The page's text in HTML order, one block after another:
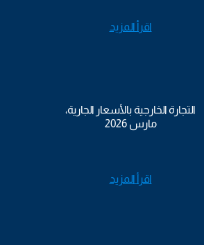
اقرأ المزيد
التجارة الخارجية بالأسعار الجارية،
مارس 2026
اقرأ المزيد